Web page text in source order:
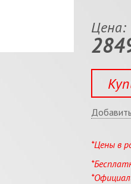
Цена:
*Цены в